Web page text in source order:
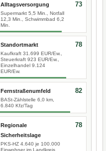
Alltagsversorgung
Supermarkt 5,5 Min., Notfall
12,3 Min., Schwimmbad 6,2
Min.
73
Standortmarkt
Kaufkraft 31.699 EUR/Ew.,
Steuerkraft 923 EUR/Ew.,
Einzelhandel 9.124
EUR/Ew.
78
Fernstraßenumfeld
BASt-Zählstelle 6,0 km,
6.840 Kfz/Tag
82
Regionale
Sicherheitslage
PKS-HZ 4.640 je 100.000
Einwohner im Landkreis
78